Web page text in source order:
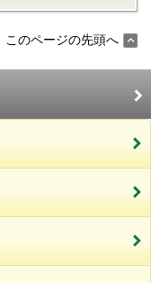
このページの先頭へ